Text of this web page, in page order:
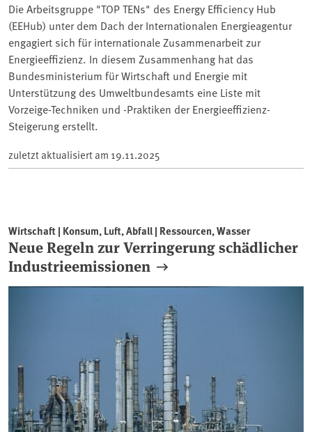
Die Arbeitsgruppe "TOP TENs" des Energy Efficiency Hub
(EEHub) unter dem Dach der Internationalen Energieagentur
engagiert sich für internationale Zusammenarbeit zur
Energieeffizienz. In diesem Zusammenhang hat das
Bundesministerium für Wirtschaft und Energie mit
Unterstützung des Umweltbundesamts eine Liste mit
Vorzeige-Techniken und -Praktiken der Energieeffizienz-
Steigerung erstellt.
zuletzt aktualisiert am 19.11.2025
Wirtschaft | Konsum, Luft, Abfall | Ressourcen, Wasser
Neue Regeln zur Verringerung schädlicher
Industrieemissionen